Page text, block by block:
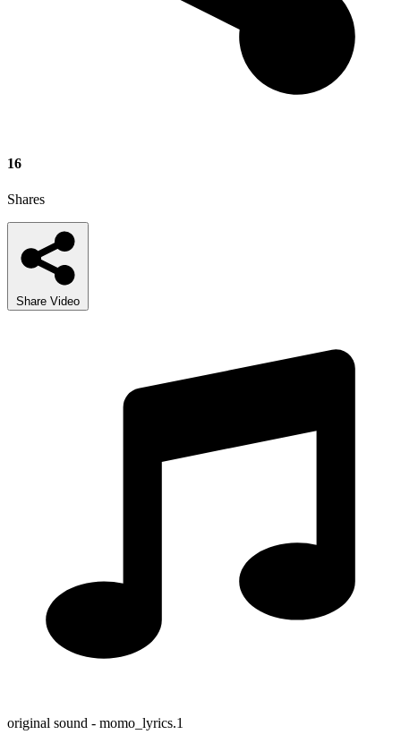
16
Shares
Share Video
original sound - momo_lyrics.1